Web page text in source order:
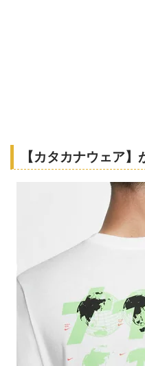
【カタカナウェア